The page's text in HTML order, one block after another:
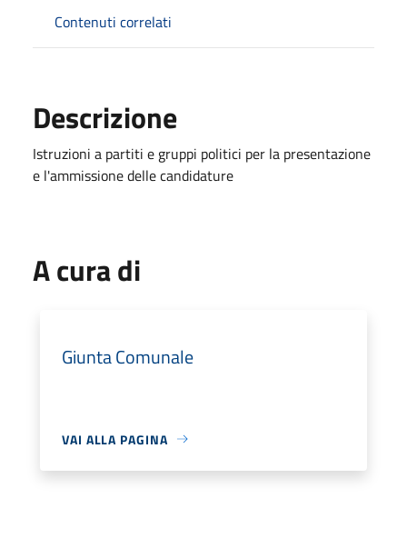
Contenuti correlati
Descrizione
Istruzioni a partiti e gruppi politici per la presentazione
e l'ammissione delle candidature
A cura di
Giunta Comunale
VAI ALLA PAGINA